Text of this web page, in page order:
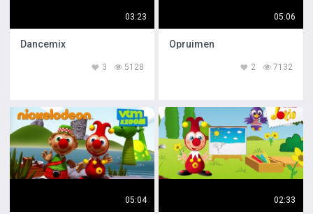
03:23
Dancemix
5128
3
05:06
Opruimen
7132
2
05:04 02:33